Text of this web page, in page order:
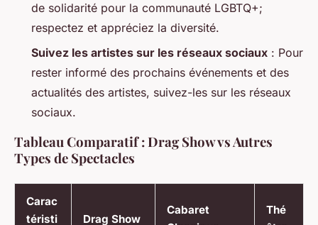
de solidarité pour la communauté LGBTQ+;
respectez et appréciez la diversité.
Suivez les artistes sur les réseaux sociaux : Pour
rester informé des prochains événements et des
actualités des artistes, suivez-les sur les réseaux
sociaux.
Tableau Comparatif : Drag Show vs Autres
Types de Spectacles
Carac
téristi
Drag Show
Cabaret
Thé